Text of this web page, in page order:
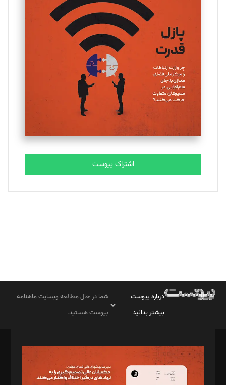
یسنا امان‌پور
تحریریه
ملینا جعفری
تحریریه
مصطفی مسجدی آرانی
تحریریه
بابک نقاش
تحریریه
اشتراک پیوست
درباره پیوست
بیشتر بدانید
شما در حال مطالعه وبسایت ماهنامه
پیوست هستید.
مدیر مسئول: محمدباقر اثنی‌عشری
سردبیر: مهرک محمودی
دبیر تحریریه: میثم قاسمی